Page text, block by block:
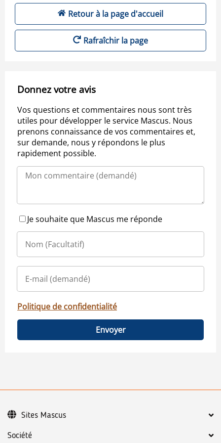
Retour à la page d'accueil
Rafraîchir la page
Donnez votre avis
Vos questions et commentaires nous sont très
utiles pour développer le service Mascus. Nous
prenons connaissance de vos commentaires et,
sur demande, nous y répondons le plus
rapidement possible.
Je souhaite que Mascus me réponde
Politique de confidentialité
Envoyer
Société
Sites Mascus